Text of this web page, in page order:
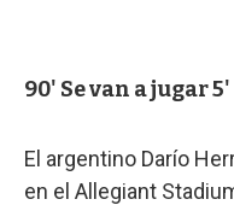
90' Se van a jugar
El argentino Darío
en el Allegiant